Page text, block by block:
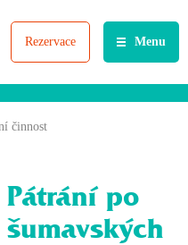
Menu
Rezervace
činnost
po